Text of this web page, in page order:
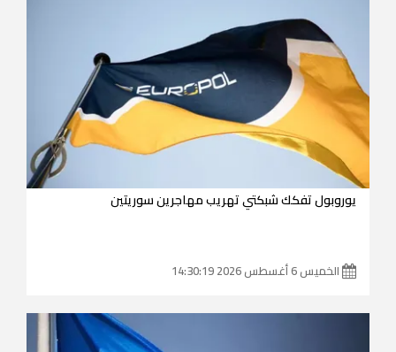
يوروبول تفكك شبكتي تهريب مهاجرين سوريتين
الخميس 6 أغسطس 2026 14:30:19